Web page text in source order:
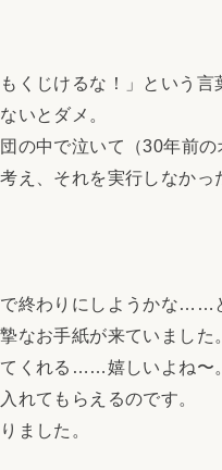
くじけるな！」という言
いとダメ。
の中で泣いて（30年前
え、それを実行しなか
終わりにしようかな……
なお手紙が来ていました。
くれる……嬉しいよね〜。
れてもらえるのです。
ました。